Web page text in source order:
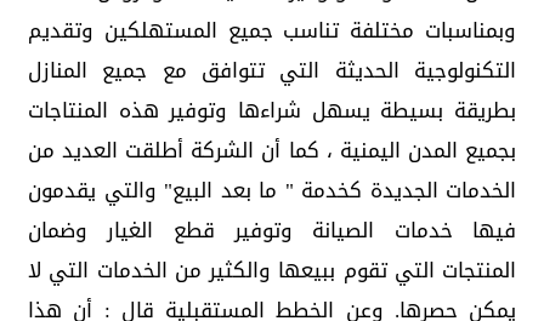
وبمناسبات مختلفة تناسب جميع المستهلكين وتقديم
التكنولوجية الحديثة التي تتوافق مع جميع المنازل
بطريقة بسيطة يسهل شراءها وتوفير هذه المنتاجات
بجميع المدن اليمنية ، كما أن الشركة أطلقت العديد من
الخدمات الجديدة كخدمة " ما بعد البيع" والتي يقدمون
فيها خدمات الصيانة وتوفير قطع الغيار وضمان
المنتجات التي تقوم ببيعها والكثير من الخدمات التي لا
يمكن حصرها. وعن الخطط المستقبلية قال : أن هذا